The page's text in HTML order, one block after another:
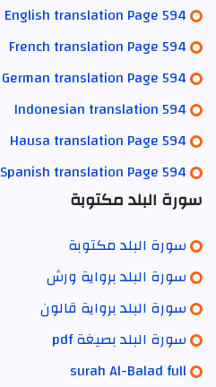
English translation Page 594
French translation Page 594
German translation Page 594
Indonesian translation 594
Hausa translation Page 594
Spanish translation Page 594
سورة البلد مكتوبة
سورة البلد مكتوبة
سورة البلد برواية ورش
سورة البلد برواية قالون
سورة البلد بصيغة pdf
surah Al-Balad full